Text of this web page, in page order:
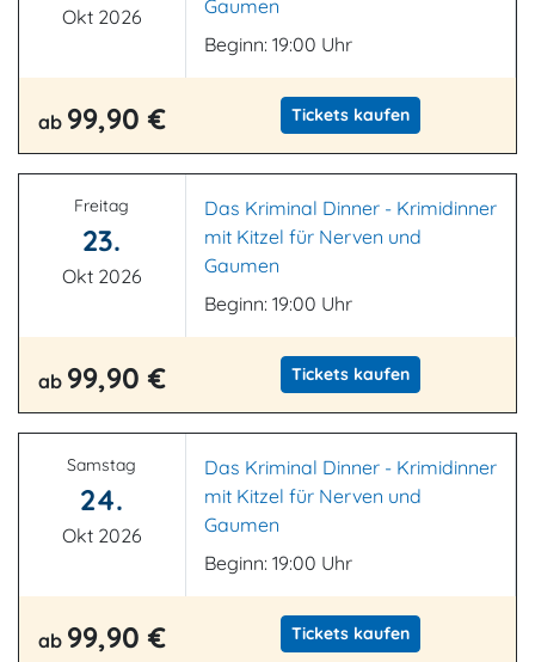
Okt 2026
Gaumen
Beginn: 19:00 Uhr
ab 99,90 € Tickets kaufen
Freitag
23.
Okt 2026
Das Kriminal Dinner - Krimidinner
mit Kitzel für Nerven und
Gaumen
Beginn: 19:00 Uhr
ab 99,90 € Tickets kaufen
Samstag
24.
Okt 2026
Das Kriminal Dinner - Krimidinner
mit Kitzel für Nerven und
Gaumen
Beginn: 19:00 Uhr
ab 99,90 € Tickets kaufen